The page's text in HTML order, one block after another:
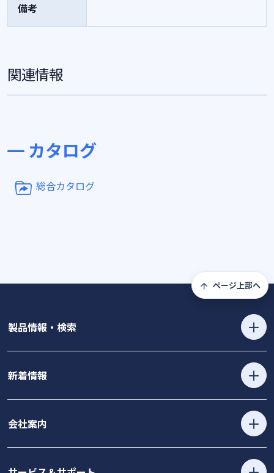
備考
関連情報
カタログ
総合カタログ
ページ上部へ
製品情報・検索
新着情報
会社案内